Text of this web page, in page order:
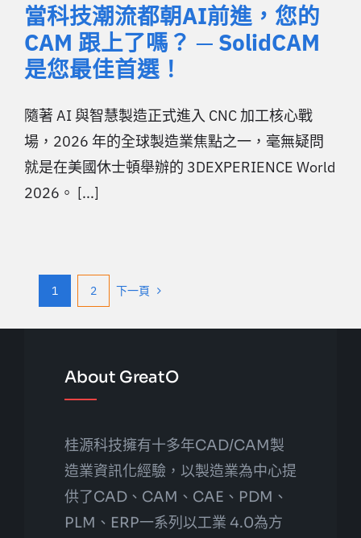
當科技潮流都朝AI前進，您的
CAM 跟上了嗎？ ─ SolidCAM
是您最佳首選！
隨著 AI 與智慧製造正式進入 CNC 加工核心戰
場，2026 年的全球製造業焦點之一，毫無疑問
就是在美國休士頓舉辦的 3DEXPERIENCE World
2026。 [...]
1 2 下一頁
About GreatO
桂源科技擁有十多年CAD/CAM製
造業資訊化經驗，以製造業為中心提
供了CAD、CAM、CAE、PDM、
PLM、ERP一系列以工業 4.0為方